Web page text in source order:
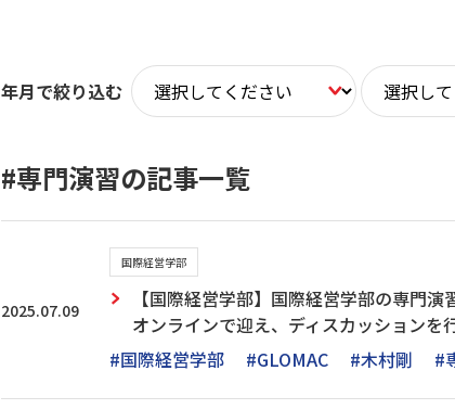
年月で絞り込む
#専門演習の記事一覧
2025.07.09
国際経営学部
【国際経営学部】国際経営学部の専門
オンラインで迎え、ディスカッションを
#国際経営学部
#GLOMAC #木村剛 #